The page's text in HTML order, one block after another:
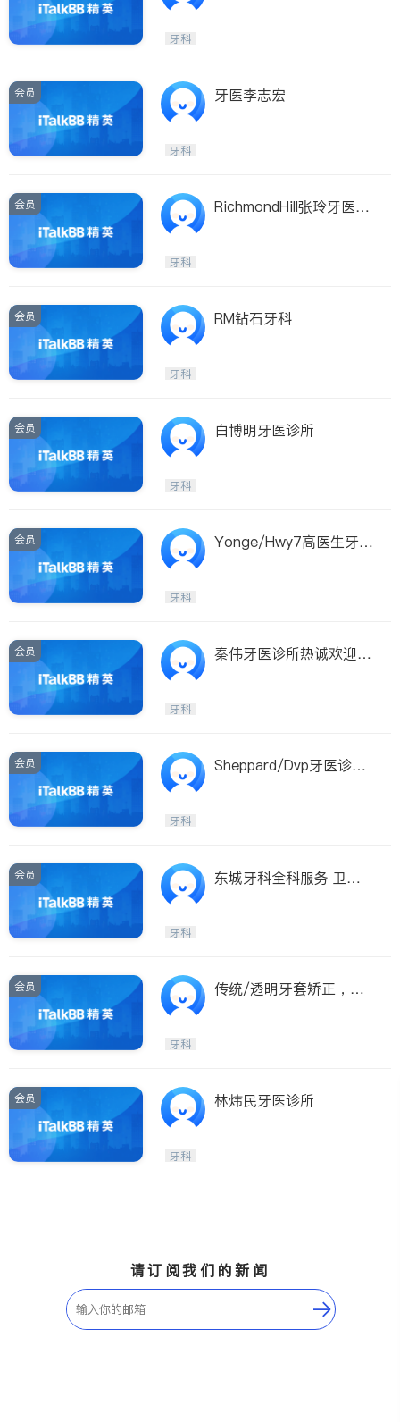
牙科
会员 牙医李志宏
牙科
会员
RichmondHill张玲牙医诊
牙科
会员 RM钻石牙科
牙科
会员 白博明牙医诊所
牙科
会员
Yonge/Hwy7高医生牙科
牙科
会员
秦伟牙医诊所热诚欢迎
牙科
会员
Sheppard/Dvp牙医诊
牙科
会员
东城牙科全科服务 卫芳
牙科
会员
传统/透明牙套矫正，多
牙科
会员 林炜民牙医诊所
牙科
请订阅我们的新闻